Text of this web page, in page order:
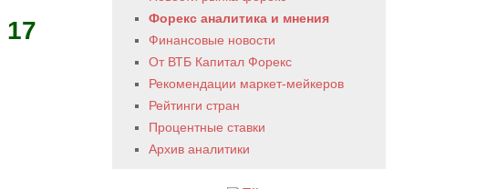
Форекс аналитика и мнения
Финансовые новости
От ВТБ Капитал Форекс
Рекомендации маркет-мейкеров
Рейтинги стран
Процентные ставки
Архив аналитики